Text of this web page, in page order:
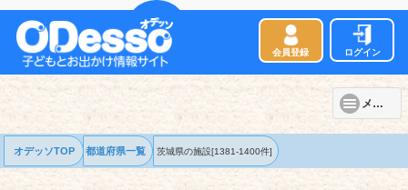
会員登録 ログイン
メニュー
オデッソTOP 都道府県一覧 茨城県の施設[1381-1400件]